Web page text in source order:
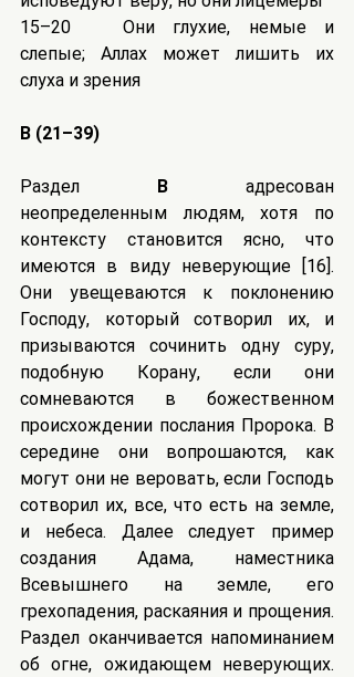
15–20	Они глухие, немые и
слепые; Аллах может лишить их
слуха и зрения
B (21–39)
Раздел B адресован
неопределенным людям, хотя по
контексту становится ясно, что
имеются в виду неверующие [16].
Они увещеваются к поклонению
Господу, который сотворил их, и
призываются сочинить одну суру,
подобную Корану, если они
сомневаются в божественном
происхождении послания Пророка. В
середине они вопрошаются, как
могут они не веровать, если Господь
сотворил их, все, что есть на земле,
и небеса. Далее следует пример
создания Адама, наместника
Всевышнего на земле, его
грехопадения, раскаяния и прощения.
Раздел оканчивается напоминанием
об огне, ожидающем неверующих.